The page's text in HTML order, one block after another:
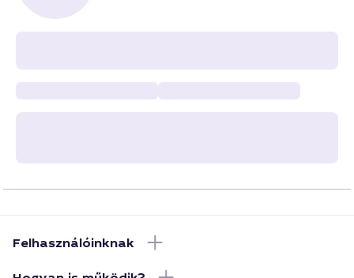
Felhasználóinknak